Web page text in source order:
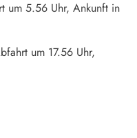
um 5.56 Uhr, Ankunft in
um 17.56 Uhr,